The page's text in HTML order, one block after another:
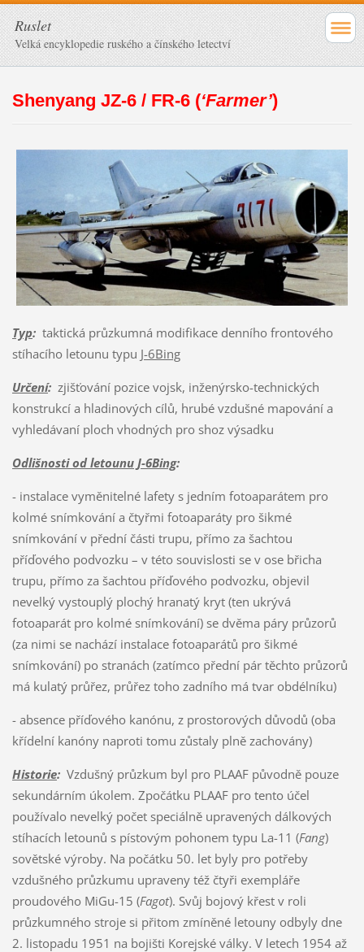
Ruslet
Velká encyklopedie ruského a čínského letectví
Shenyang JZ-6 / FR-6 (‘Farmer’)
Typ:taktická průzkumná modifikace denního frontového
stíhacího letounu typu J-6Bing
Určení:zjišťování pozice vojsk, inženýrsko-technických
konstrukcí a hladinových cílů, hrubé vzdušné mapování a
vyhledávaní ploch vhodných pro shoz výsadku
Odlišnosti od letounu J-6Bing:
- instalace vyměnitelné lafety s jedním fotoaparátem pro
kolmé snímkování a čtyřmi fotoaparáty pro šikmé
snímkování v přední části trupu, přímo za šachtou
příďového podvozku – v této souvislosti se v ose břicha
trupu, přímo za šachtou příďového podvozku, objevil
nevelký vystouplý plochý hranatý kryt (ten ukrývá
fotoaparát pro kolmé snímkování) se dvěma páry průzorů
(za nimi se nachází instalace fotoaparátů pro šikmé
snímkování) po stranách (zatímco přední pár těchto průzorů
má kulatý průřez, průřez toho zadního má tvar obdélníku)
- absence příďového kanónu, z prostorových důvodů (oba
křídelní kanóny naproti tomu zůstaly plně zachovány)
Historie:Vzdušný průzkum byl pro PLAAF původně pouze
sekundárním úkolem. Zpočátku PLAAF pro tento účel
používalo nevelký počet speciálně upravených dálkových
stíhacích letounů s pístovým pohonem typu La-11 (Fang)
sovětské výroby. Na počátku 50. let byly pro potřeby
vzdušného průzkumu upraveny též čtyři exempláře
proudového MiGu-15 (Fagot). Svůj bojový křest v roli
průzkumného stroje si přitom zmíněné letouny odbyly dne
2. listopadu 1951 na bojišti Korejské války. V letech 1954 až